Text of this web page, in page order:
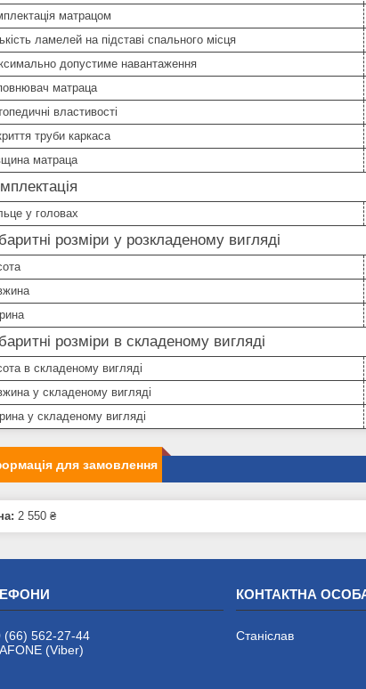
матрацом
ламелей на підставі спального місця
допустиме навантаження
матраца
властивості
труби каркаса
матраца
у головах
розміри у розкладеному вигляді
розміри в складеному вигляді
в складеному вигляді
у складеному вигляді
у складеному вигляді
для замовлення
2 550 ₴
(66) 562-27-44
(Viber)
Станіслав